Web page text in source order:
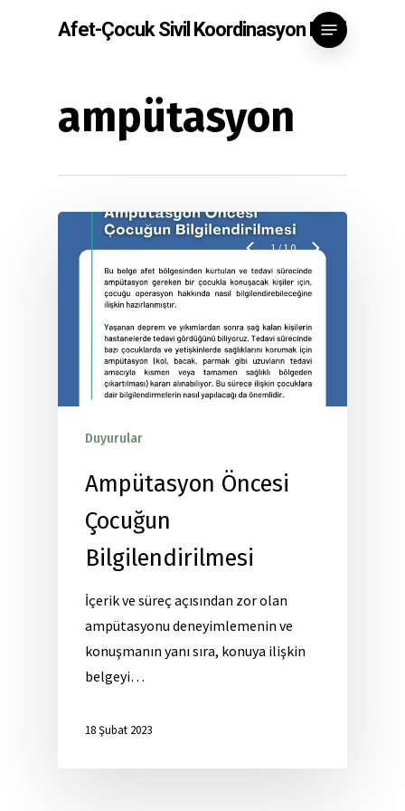
Afet-Çocuk Sivil Koordinasyon Ekibi
Menu
ampütasyon
1/10
Duyurular
Ampütasyon Öncesi
Çocuğun
Bilgilendirilmesi
İçerik ve süreç açısından zor olan
ampütasyonu deneyimlemenin ve
konuşmanın yanı sıra, konuya ilişkin
belgeyi…
18 Şubat 2023